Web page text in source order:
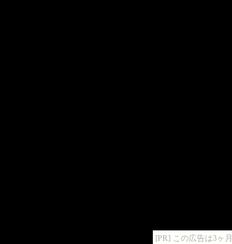
[PR] この広告は3ヶ